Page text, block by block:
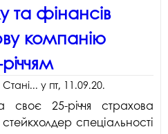
та фінансів
компанію
у пт, 11.09.20.
своє 25-річчя страхова
спеціальності